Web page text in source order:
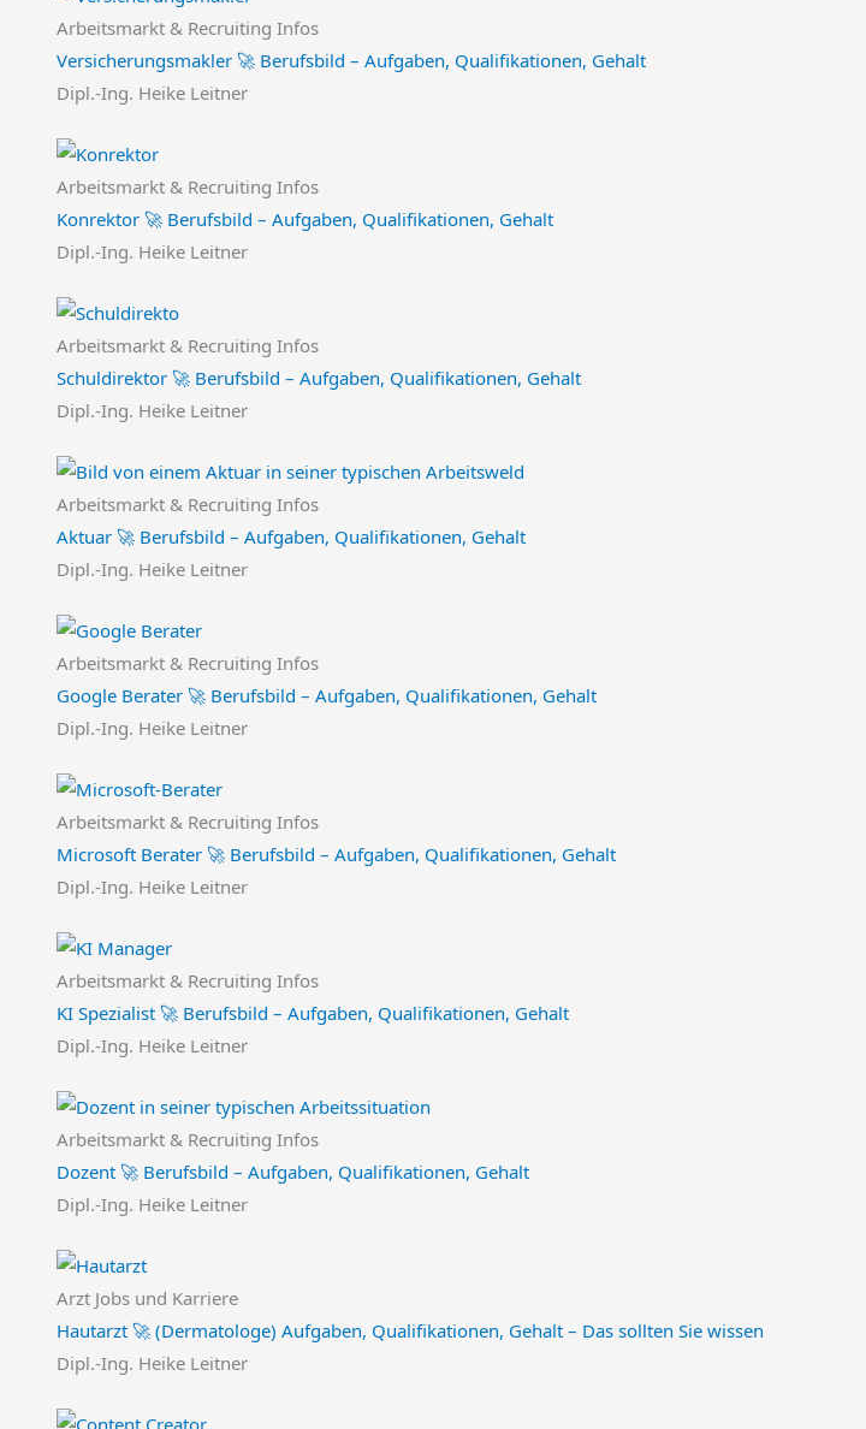
Arbeitsmarkt & Recruiting Infos
Versicherungsmakler 🚀 Berufsbild – Aufgaben, Qualifikationen, Gehalt
Dipl.-Ing. Heike Leitner
Arbeitsmarkt & Recruiting Infos
Konrektor 🚀 Berufsbild – Aufgaben, Qualifikationen, Gehalt
Dipl.-Ing. Heike Leitner
Arbeitsmarkt & Recruiting Infos
Schuldirektor 🚀 Berufsbild – Aufgaben, Qualifikationen, Gehalt
Dipl.-Ing. Heike Leitner
Arbeitsmarkt & Recruiting Infos
Aktuar 🚀 Berufsbild – Aufgaben, Qualifikationen, Gehalt
Dipl.-Ing. Heike Leitner
Arbeitsmarkt & Recruiting Infos
Google Berater 🚀 Berufsbild – Aufgaben, Qualifikationen, Gehalt
Dipl.-Ing. Heike Leitner
Arbeitsmarkt & Recruiting Infos
Microsoft Berater 🚀 Berufsbild – Aufgaben, Qualifikationen, Gehalt
Dipl.-Ing. Heike Leitner
Arbeitsmarkt & Recruiting Infos
KI Spezialist 🚀 Berufsbild – Aufgaben, Qualifikationen, Gehalt
Dipl.-Ing. Heike Leitner
Arbeitsmarkt & Recruiting Infos
Dozent 🚀 Berufsbild – Aufgaben, Qualifikationen, Gehalt
Dipl.-Ing. Heike Leitner
Arzt Jobs und Karriere
Hautarzt 🚀 (Dermatologe) Aufgaben, Qualifikationen, Gehalt – Das sollten Sie wissen
Dipl.-Ing. Heike Leitner